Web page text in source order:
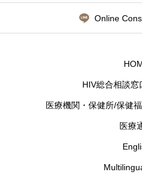
Online
HIV総合相談窓
医療機関・保健所/保健
医療